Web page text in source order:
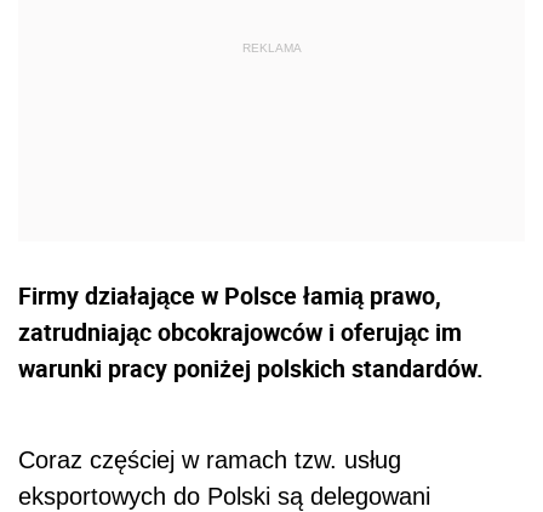
Firmy działające w Polsce łamią prawo,
zatrudniając obcokrajowców i oferując im
warunki pracy poniżej polskich standardów.
Coraz częściej w ramach tzw. usług
eksportowych do Polski są delegowani